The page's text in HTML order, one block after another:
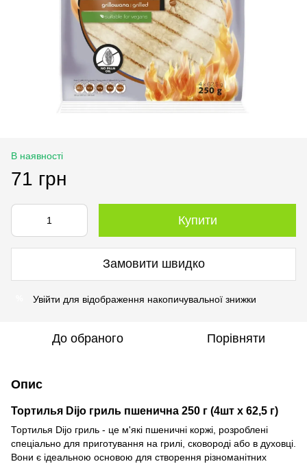
В наявності
71 грн
Купити
Замовити швидко
Увійти для відображення накопичувальної знижки
До обраного Порівняти
Опис
Тортилья Dijo гриль пшенична 250 г (4шт x 62,5 г)
Тортилья Dijo гриль - це м'які пшеничні коржі, розроблені
спеціально для приготування на грилі, сковороді або в духовці.
Вони є ідеальною основою для створення різноманітних